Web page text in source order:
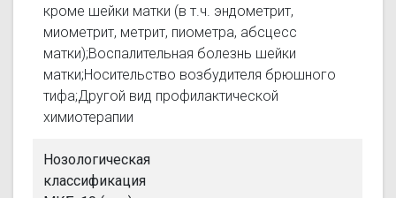
кроме шейки матки (в т.ч. эндометрит,
миометрит, метрит, пиометра, абсцесс
матки);Воспалительная болезнь шейки
матки;Носительство возбудителя брюшного
тифа;Другой вид профилактической
химиотерапии
Нозологическая
классификация